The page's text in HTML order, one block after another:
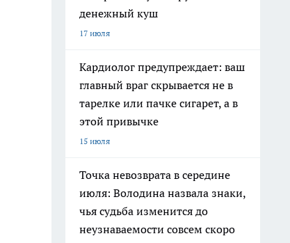
денежный куш
17 июля
Кардиолог предупреждает: ваш
главный враг скрывается не в
тарелке или пачке сигарет, а в
этой привычке
15 июля
Точка невозврата в середине
июля: Володина назвала знаки,
чья судьба изменится до
неузнаваемости совсем скоро